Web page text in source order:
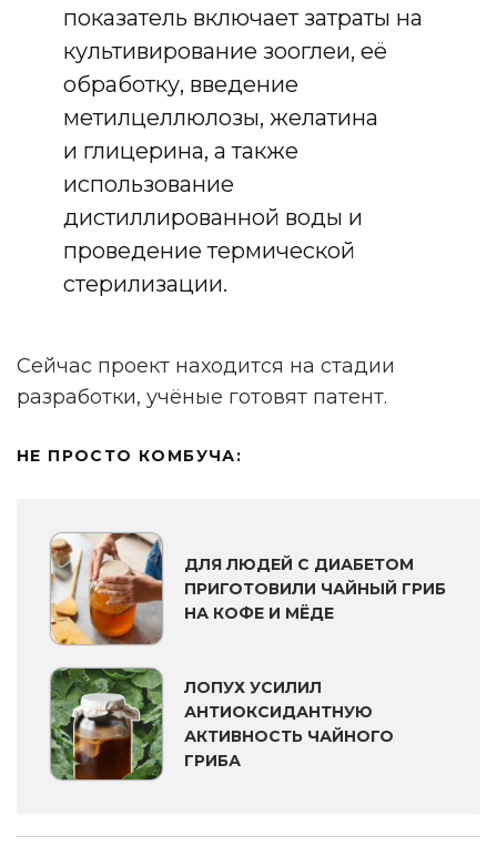
показатель включает затраты на
культивирование зооглеи, её
обработку, введение
метилцеллюлозы, желатина
и глицерина, а также
использование
дистиллированной воды и
проведение термической
стерилизации.
Сейчас проект находится на стадии
разработки, учёные готовят патент.
НЕ ПРОСТО КОМБУЧА:
ДЛЯ ЛЮДЕЙ С ДИАБЕТОМ
ПРИГОТОВИЛИ ЧАЙНЫЙ ГРИБ
НА КОФЕ И МЁДЕ
ЛОПУХ УСИЛИЛ
АНТИОКСИДАНТНУЮ
АКТИВНОСТЬ ЧАЙНОГО
ГРИБА
НАМ ВАЖНО ВАШЕ МНЕНИЕ!
ПРОЙТИ ОПРОС
Реклама. Рекламодатель ИП Ежов А. А. ОГРНИП 312590434800020 ERID